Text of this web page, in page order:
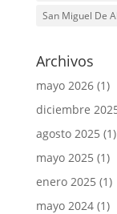
San Miguel De
Archivos
mayo 2026(1)
diciembre
agosto 2025 (1)
mayo 2025 (1)
enero 2025 (1)
mayo 2024(1)